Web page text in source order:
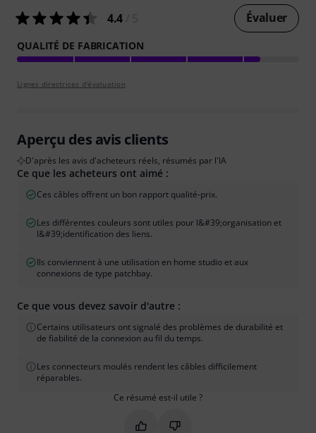
4.4 Évaluer
QUALITÉ DE FABRICATION
Lignes directrices d'évaluation
Aperçu des avis clients
D'après les avis d'acheteurs réels, résumés par l'IA
Ce que les acheteurs ont aimé :
Ces câbles offrent un bon rapport qualité-prix.
Les différentes couleurs sont utiles pour l&#39;organisation et
l&#39;identification des liens.
Ils conviennent à une utilisation en home studio et aux
connexions de type patchbay.
Ce que vous devez savoir d'autre :
Certains utilisateurs ont signalé des problèmes de durabilité et
de fiabilité de la connexion au fil du temps.
Les connecteurs moulés rendent les câbles difficilement
réparables.
Ce résumé est-il utile ?
Marquer ce résumé comme utile
Marquer ce résumé comme